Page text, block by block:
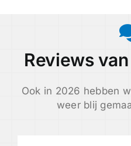
Reviews
Ook in 2026 hebben
weer blij